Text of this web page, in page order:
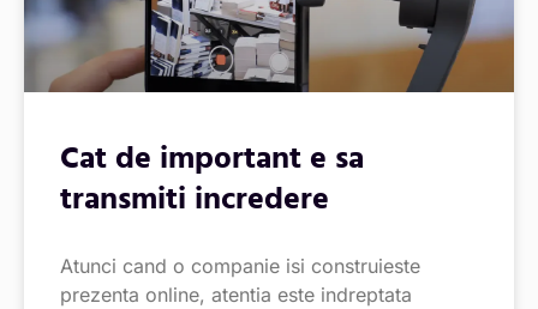
Cat de important e sa
transmiti incredere
Atunci cand o companie isi construieste
prezenta online, atentia este indreptata